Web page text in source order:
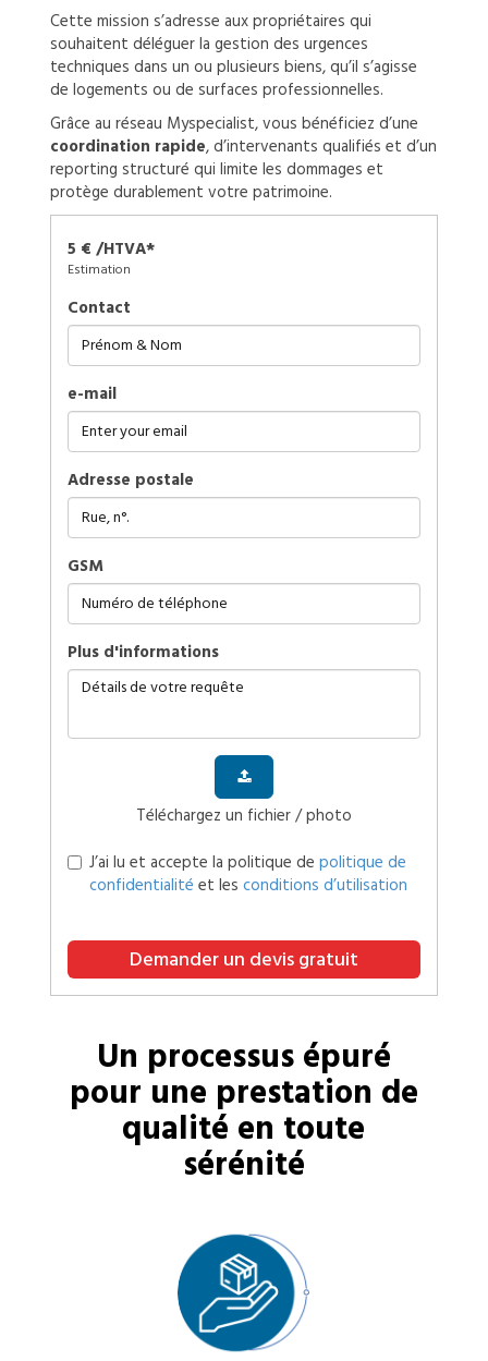
Cette mission s’adresse aux propriétaires qui
souhaitent déléguer la gestion des urgences
techniques dans un ou plusieurs biens, qu’il s’agisse
de logements ou de surfaces professionnelles.
Grâce au réseau Myspecialist, vous bénéficiez d’une
coordination rapide, d’intervenants qualifiés et d’un
reporting structuré qui limite les dommages et
protège durablement votre patrimoine.
5 € /HTVA*
Estimation
Contact
e-mail
Adresse postale
GSM
plus d'informations
Téléchargez un fichier / photo
J’ai lu et accepte la politique de politique de
confidentialité et les conditions d’utilisation
Demander un devis gratuit
Un processus épuré
pour une prestation de
qualité en toute
sérénité